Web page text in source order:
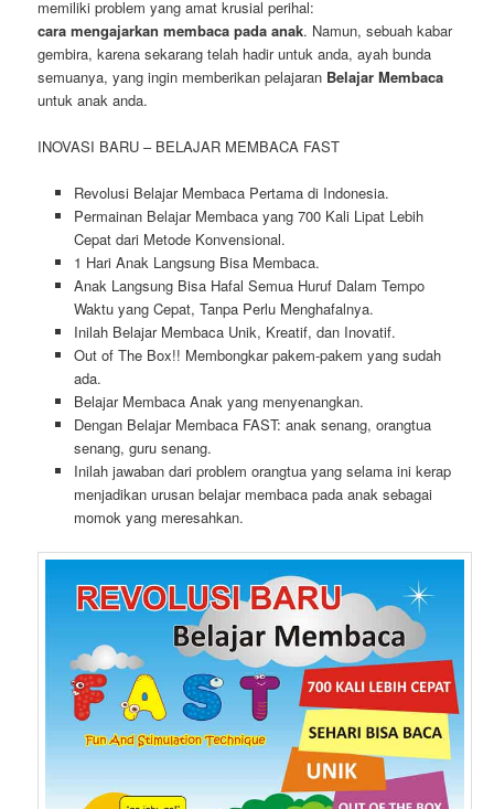
memiliki problem yang amat krusial perihal:
cara mengajarkan membaca pada anak. Namun, sebuah kabar
gembira, karena sekarang telah hadir untuk anda, ayah bunda
semuanya, yang ingin memberikan pelajaran Belajar Membaca
untuk anak anda.
INOVASI BARU – BELAJAR MEMBACA FAST
Revolusi Belajar Membaca Pertama di Indonesia.
Permainan Belajar Membaca yang 700 Kali Lipat Lebih
Cepat dari Metode Konvensional.
1 Hari Anak Langsung Bisa Membaca.
Anak Langsung Bisa Hafal Semua Huruf Dalam Tempo
Waktu yang Cepat, Tanpa Perlu Menghafalnya.
Inilah Belajar Membaca Unik, Kreatif, dan Inovatif.
Out of The Box!! Membongkar pakem-pakem yang sudah
ada.
Belajar Membaca Anak yang menyenangkan.
Dengan Belajar Membaca FAST: anak senang, orangtua
senang, guru senang.
Inilah jawaban dari problem orangtua yang selama ini kerap
menjadikan urusan belajar membaca pada anak sebagai
momok yang meresahkan.